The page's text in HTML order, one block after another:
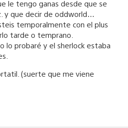
le tengo ganas desde que se
y que decir de oddworld…
temporalmente con el plus
tarde o temprano.
lo probaré y el sherlock estaba
(suerte que me viene